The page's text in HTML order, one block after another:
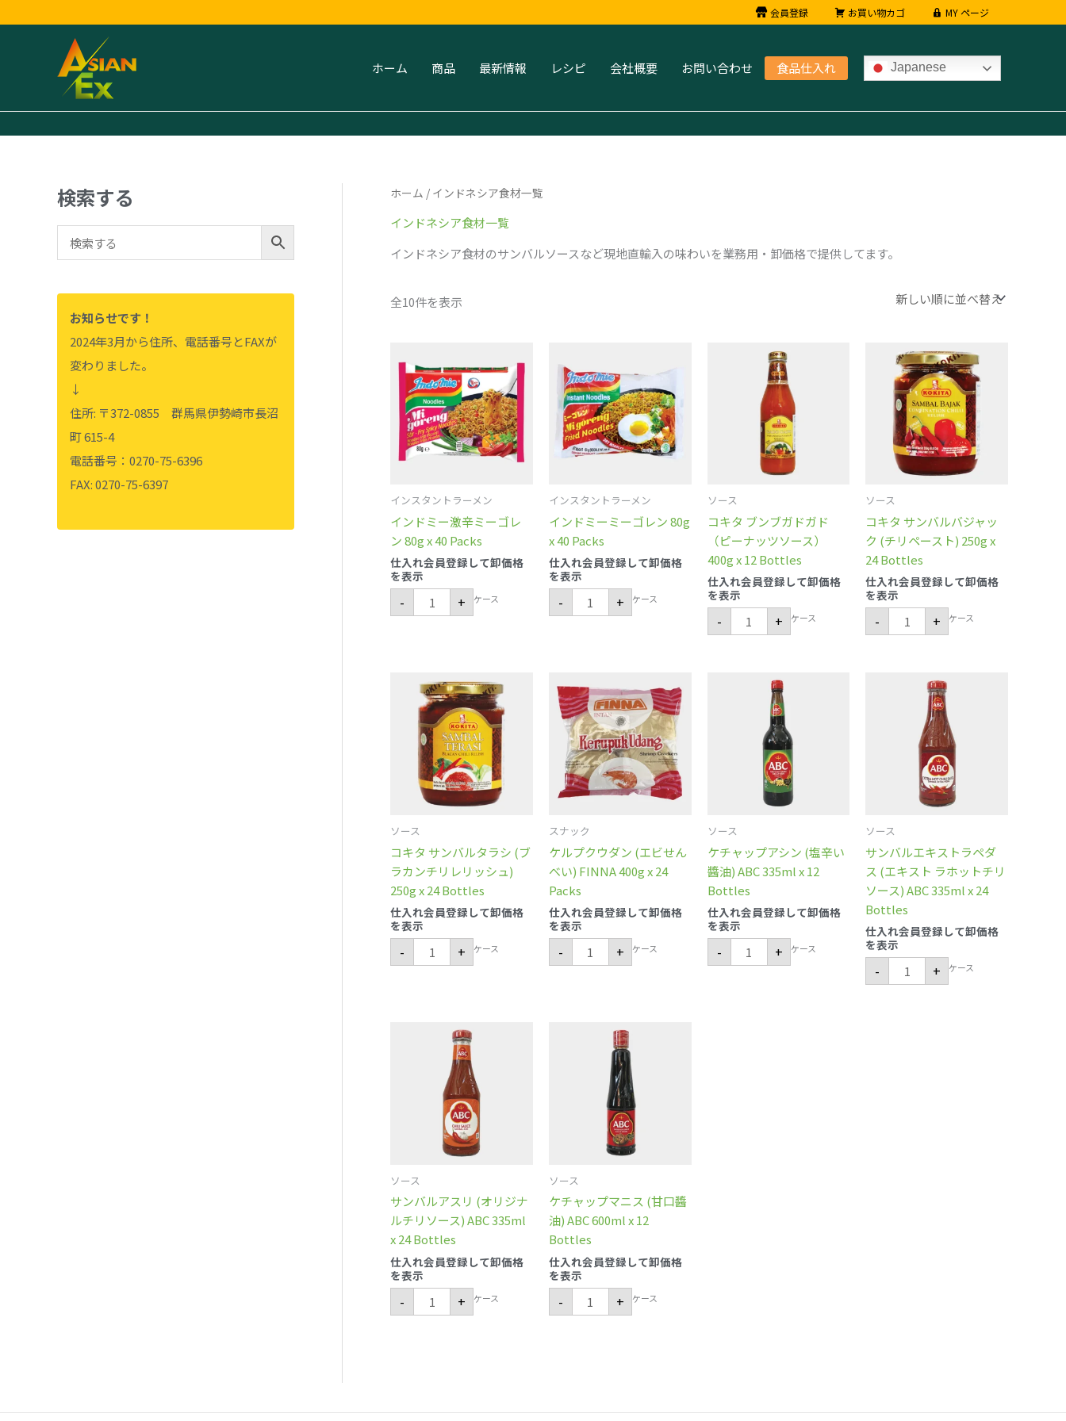
容
会員登録 お買い物カゴ MY ページ
ホーム 商品 最新情報 レシピ 会社概要 お問い合わせ 食品仕入れ Japanese
検索する
お知らせです！
2024年3月から住所、電話番号とFAXが
変わりました。
↓
住所: 〒372-0855 群馬県伊勢崎市長沼
町 615-4
電話番号：0270-75-6396
FAX: 0270-75-6397
ホーム / インドネシア食材一覧
インドネシア食材一覧
インドネシア食材のサンバルソースなど現地直輸入の味わいを業務用・卸価格で提供してます。
全10件を表示
い
インスタントラーメン
インドミー激辛ミーゴレ
ン 80g x 40 Packs
仕入れ会員登録して卸価格
を表示
-
ド
ミ
ー
激
辛
ミ
ー
ゴ
x
40
Packs
個
+ ケース
インスタントラーメン
インドミーミーゴレン 80g
x 40 Packs
仕入れ会員登録して卸価格
を表示
-
ド
ミ
ー
ミ
ー
ゴ
レ
ン
Packs
個
+ ケース
ソース
コキタ ブンブガドガド
（ピーナッツソース）
400g x 12 Bottles
仕入れ会員登録して卸価格
を表示
-
ッ
ツ
ソ
ー
ス）
400g
x
12
Bottles
個
+ ケース
ソース
コキタ サンバルバジャッ
ク (チリペースト) 250g x
24 Bottles
仕入れ会員登録して卸価格
を表示
-
キ
タ
サ
ン
バ
ル
バ
ジ
ャ
ッ
リ
ペ
ー
ス
ト)
250g
x
24
Bottles
個
+ ケース
ソース
コキタ サンバルタラシ (ブ
ラカンチリレリッシュ)
250g x 24 Bottles
仕入れ会員登録して卸価格
を表示
-
キ
タ
サ
ン
バ
ル
タ
ラ
シ
(ブ
ン
チ
リ
レ
リ
ッ
シ
ュ)
250g
x
Bottles
+ ケース
スナック
ケルプクウダン (エビせん
べい) FINNA 400g x 24
Packs
仕入れ会員登録して卸価格
を表示
-
ル
プ
ク
ウ
ダ
ン
(エ
ビ
せ
ん
FINNA
400g
x
24
Packs
個
+ ケース
ソース
ケチャップアシン (塩辛い
醬油) ABC 335ml x 12
Bottles
仕入れ会員登録して卸価格
を表示
-
ABC
335ml
x
12
Bottles
個
+ ケース
ソース
サンバルエキストラペダ
ス (エキスト ラホットチリ
ソース) ABC 335ml x 24
Bottles
仕入れ会員登録して卸価格
を表示
-
キ
ス
ト
ラ
ホ
ッ
ト
チ
リ
ソ
ー
ス)
ABC
335ml
+ ケース
ソース
サンバルアスリ (オリジナ
ルチリソース) ABC 335ml
x 24 Bottles
仕入れ会員登録して卸価格
を表示
-
リ
ソ
ー
ス)
ABC
335ml
x
24
Bottles
個
+ ケース
ソース
ケチャップマニス (甘口醬
油) ABC 600ml x 12
Bottles
仕入れ会員登録して卸価格
を表示
-
600ml
12
Bottles
個
+ ケース